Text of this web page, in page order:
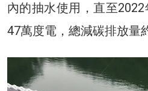
內的抽水使用，直至
47萬度電，總減碳排放量